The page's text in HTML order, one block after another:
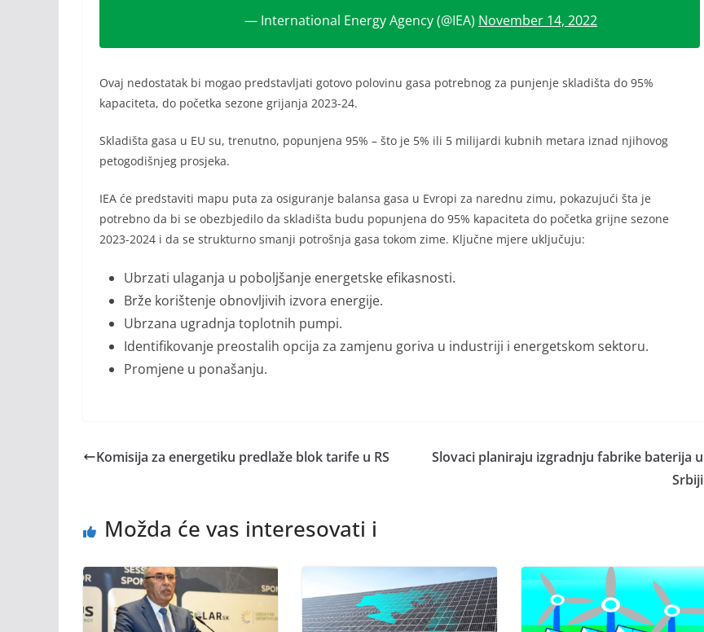
— International Energy Agency (@IEA) November 14, 2022
Ovaj nedostatak bi mogao predstavljati gotovo polovinu gasa potrebnog za punjenje skladišta do 95%
kapaciteta, do početka sezone grijanja 2023-24.
Skladišta gasa u EU su, trenutno, popunjena 95% – što je 5% ili 5 milijardi kubnih metara iznad njihovog
petogodišnjeg prosjeka.
IEA će predstaviti mapu puta za osiguranje balansa gasa u Evropi za narednu zimu, pokazujući šta je
potrebno da bi se obezbjedilo da skladišta budu popunjena do 95% kapaciteta do početka grijne sezone
2023-2024 i da se strukturno smanji potrošnja gasa tokom zime. Ključne mjere uključuju:
Ubrzati ulaganja u poboljšanje energetske efikasnosti.
Brže korištenje obnovljivih izvora energije.
Ubrzana ugradnja toplotnih pumpi.
Identifikovanje preostalih opcija za zamjenu goriva u industriji i energetskom sektoru.
Promjene u ponašanju.
Komisija za energetiku predlaže blok tarife u RS
Slovaci planiraju izgradnju fabrike baterija u
Srbiji
Možda će vas interesovati i